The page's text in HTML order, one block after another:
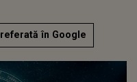
în Google